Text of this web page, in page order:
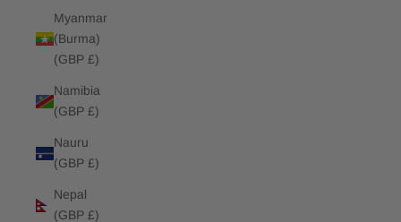
Myanmar
(Burma)
(GBP £)
Namibia
(GBP £)
Nauru
(GBP £)
Nepal
(GBP £)